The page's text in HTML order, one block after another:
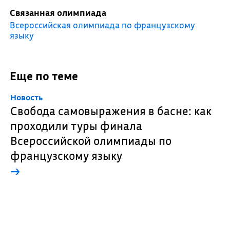
Связанная олимпиада
Всероссийская олимпиада по французскому
языку
Еще по теме
Новость
Свобода самовыражения в басне: как
проходили туры финала
Всероссийской олимпиады по
французскому языку
→